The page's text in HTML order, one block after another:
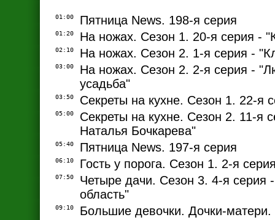
01:00 Пятница News. 198-я серия
01:20 На ножах. Сезон 1. 20-я серия -
02:10 На ножах. Сезон 2. 1-я серия -
03:00
На ножах. Сезон 2. 2-я серия -
усадьба"
03:50 Секреты на кухне. Сезон 1. 22-я
05:00
Секреты на кухне. Сезон 2. 11-я
Наталья Бочкарева"
05:40 Пятница News. 197-я серия
06:10 Гость у порога. Сезон 1. 2-я
07:50
Четыре дачи. Сезон 3. 4-я серия
область"
09:10 Большие девочки. Дочки-